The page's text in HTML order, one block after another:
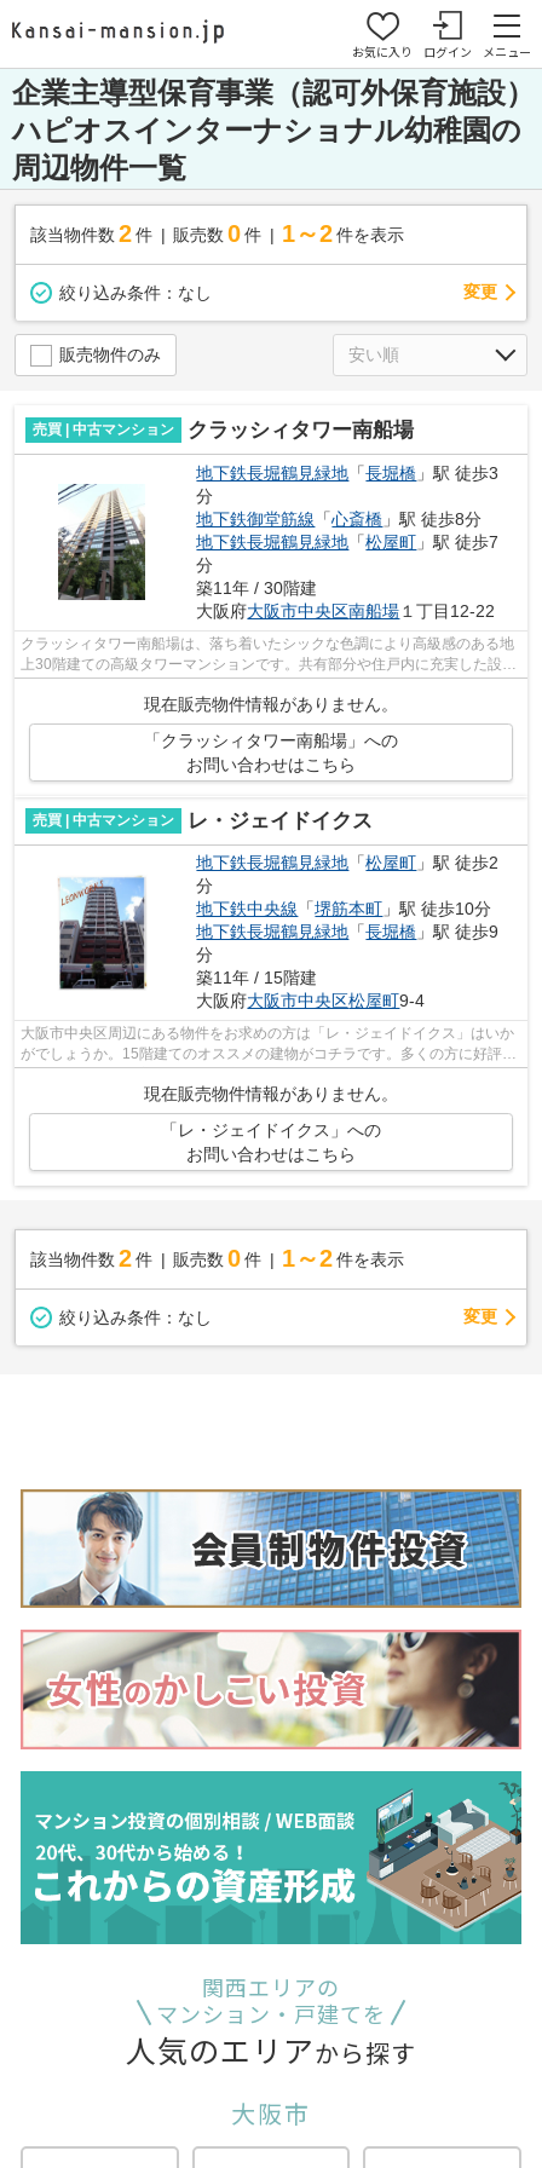
お気に入り ログイン メニュー
企業主導型保育事業（認可外保育施設）
ハピオスインターナショナル幼稚園の
周辺物件一覧
該当物件数 2件 販売数 0 件 1～2 件を表示
絞り込み条件： なし 変更
販売物件のみ
売買 | 中古マンション クラッシィタワー南船場
地下鉄長堀鶴見緑地 「長堀橋 」駅 徒歩3
分
地下鉄御堂筋線 「心斎橋 」駅 徒歩8分
地下鉄長堀鶴見緑地 「松屋町 」駅 徒歩7
分
築11年 / 30階建
大阪府大阪市中央区南船場 １丁目12-22
クラッシィタワー南船場は、落ち着いたシックな色調により高級感のある地
上30階建ての高級タワーマンションです。共有部分や住戸内に充実した設備
や施設を整えているので、快適な暮ら...
現在販売物件情報がありません。
「クラッシィタワー南船場」への
お問い合わせはこちら
売買 | 中古マンション レ・ジェイドイクス
地下鉄長堀鶴見緑地 「松屋町 」駅 徒歩2
分
地下鉄中央線 「堺筋本町 」駅 徒歩10分
地下鉄長堀鶴見緑地 「長堀橋 」駅 徒歩9
分
築11年 / 15階建
大阪府大阪市中央区松屋町9-4
大阪市中央区周辺にある物件をお求めの方は「レ・ジェイドイクス」はいか
がでしょうか。15階建てのオススメの建物がコチラです。多くの方に好評
現在販売物件情報がありません。
「レ・ジェイドイクス」への
お問い合わせはこちら
該当物件数 2件 販売数 0 件 1～2 件を表示
絞り込み条件： なし 変更
関西エリアの
マンション・戸建てを
人気のエリアから探す
大阪市